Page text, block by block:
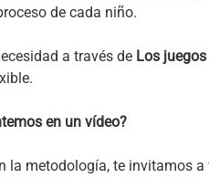
de cada niño.
a través de Los
en un vídeo?
la metodología, te invitamos